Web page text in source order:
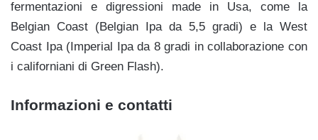
fermentazioni e digressioni made in Usa, come la
Belgian Coast (Belgian Ipa da 5,5 gradi) e la West
Coast Ipa (Imperial Ipa da 8 gradi in collaborazione con
i californiani di Green Flash).
Informazioni e contatti